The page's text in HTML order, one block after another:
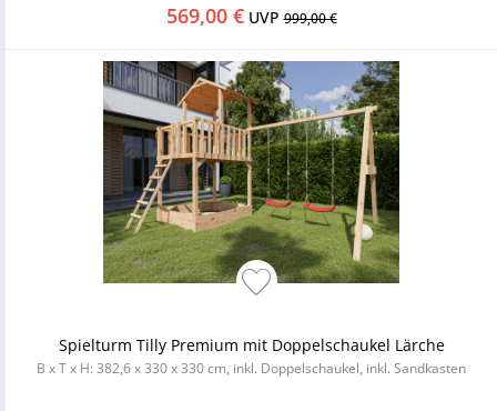
569,00 €UVP999,00 €
Spielturm Tilly Premium mit Doppelschaukel Lärche
B x T x H: 382,6 x 330 x 330 cm, inkl. Doppelschaukel, inkl. Sandkasten